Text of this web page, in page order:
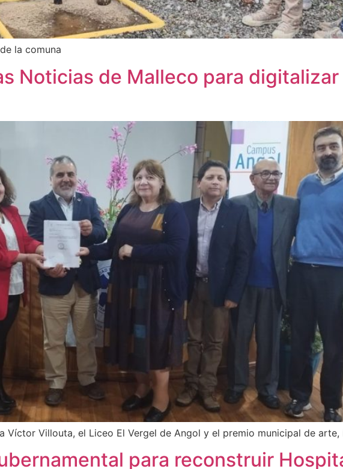
la comuna
Noticias de Malleco para digitalizar
Villouta, el Liceo El Vergel de Angol y el premio municipal de arte,
para reconstruir